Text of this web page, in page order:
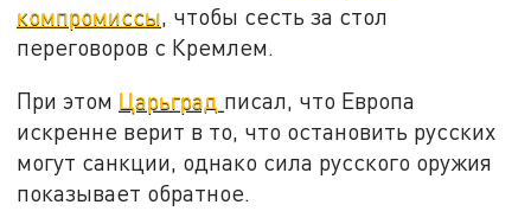
компромиссы, чтобы сесть за стол
переговоров с Кремлем.
При этом Царьград писал, что Европа
искренне верит в то, что остановить русских
могут санкции, однако сила русского оружия
показывает обратное.